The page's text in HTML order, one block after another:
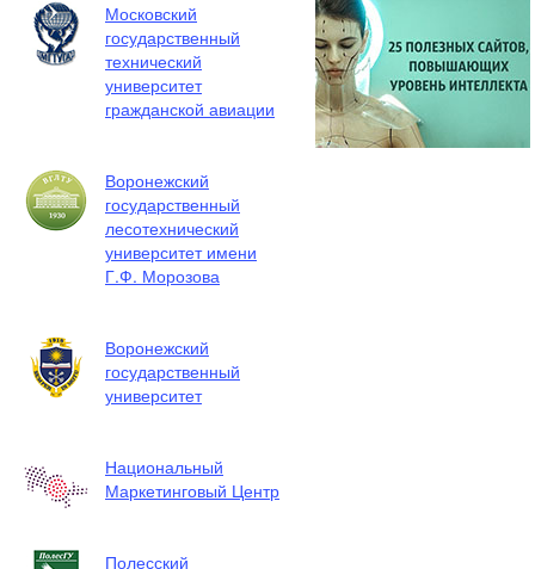
Московский
государственный
технический
университет
гражданской авиации
Воронежский
государственный
лесотехнический
университет имени
Г.Ф. Морозова
Воронежский
государственный
университет
Национальный
Маркетинговый Центр
Полесский